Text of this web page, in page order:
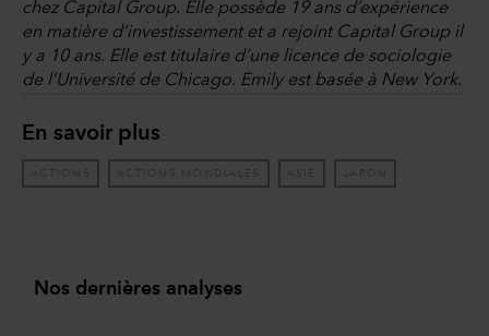
chez Capital Group. Elle possède 19 ans d’expérience
en matière d’investissement et a rejoint Capital Group il
y a 10 ans. Elle est titulaire d’une licence de sociologie
de l’Université de Chicago. Emily est basée à New York.
En savoir plus
ACTIONS ACTIONS MONDIALES ASIE JAPON
Nos dernières analyses